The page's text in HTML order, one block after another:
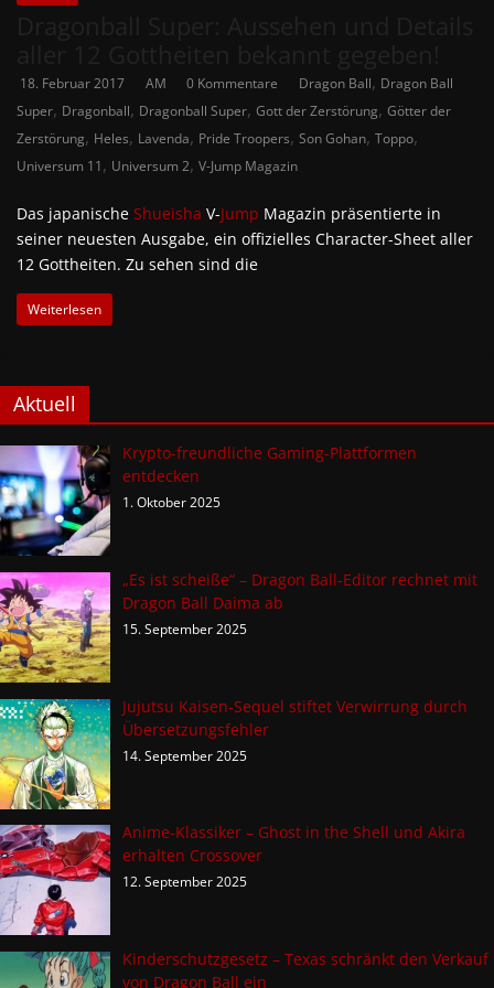
18. Februar 2017 AM 0 Kommentare Dragon Ball, Dragon Ball
Super, Dragonball, Dragonball Super, Gott der Zerstörung, Götter der
Zerstörung, Heles, Lavenda, Pride Troopers, Son Gohan, Toppo,
Universum 11, Universum 2, V-Jump Magazin
Das japanische Shueisha V-Jump Magazin präsentierte in
seiner neuesten Ausgabe, ein offizielles Character-Sheet aller
12 Gottheiten. Zu sehen sind die
Weiterlesen
Aktuell
Krypto-freundliche Gaming-Plattformen
entdecken
1. Oktober 2025
„Es ist scheiße“ – Dragon Ball-Editor rechnet mit
Dragon Ball Daima ab
15. September 2025
Jujutsu Kaisen-Sequel stiftet Verwirrung durch
Übersetzungsfehler
14. September 2025
Anime-Klassiker – Ghost in the Shell und Akira
erhalten Crossover
12. September 2025
Kinderschutzgesetz – Texas schränkt den Verkauf
von Dragon Ball ein